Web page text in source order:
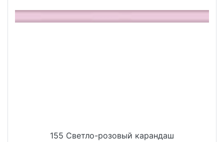
155 Светло-розовый карандаш